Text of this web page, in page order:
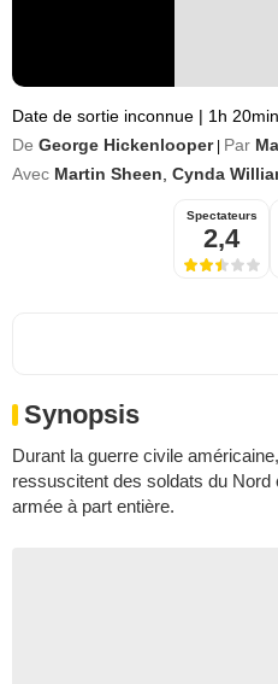
Date de sortie inconnue | 1h 20min
De George Hickenlooper Par
Avec Martin Sheen Cynda
Spectateurs
2,4
Synopsis
Durant la guerre civile
ressuscitent des soldats du Nord
armée à part entière.